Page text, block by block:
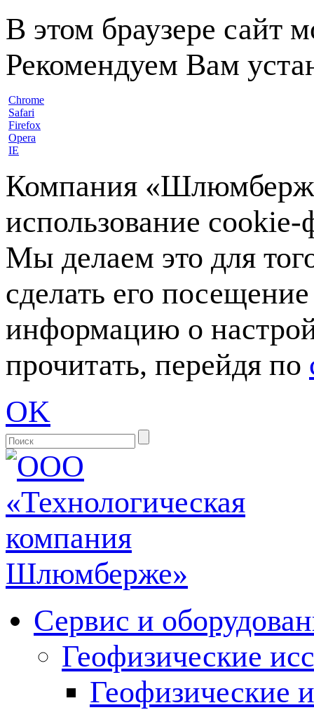
В этом браузере сайт
Рекомендуем Вам
Chrome
Safari
Firefox
Opera
IE
Компания
использование
Мы делаем это для
сделать его
информацию о
прочитать, перейдя по
OK
Сервис и
Геофизические
Геофизические